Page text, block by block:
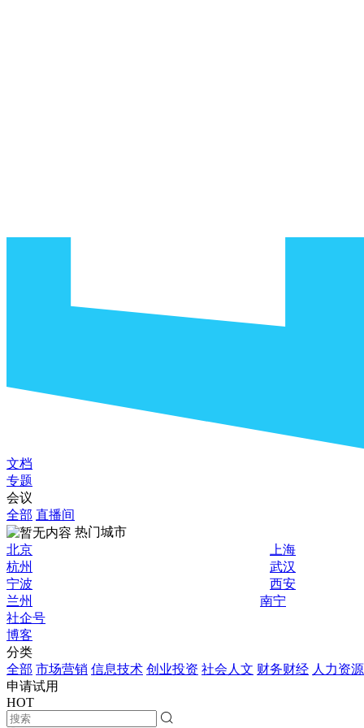
文档
专题
会议
全部 直播间
热门城市
北京
上海
杭州
武汉
宁波
西安
兰州
南宁
社企号
博客
分类
全部 市场营销 信息技术 创业投资 社会人文 财务财经 人力资源
申请试用
HOT